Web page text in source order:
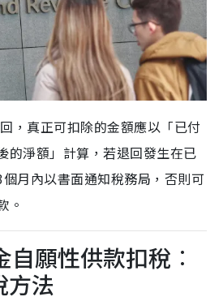
，真正可扣除的金額應以「已付
的淨額」計算，若退回發生在已
月內以書面通知稅務局，否則可
。
願性供款扣稅︰
方法